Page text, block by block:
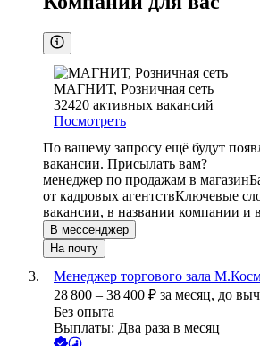
МАГНИТ, Розничная сеть
32420 активных вакансий
Посмотреть
По вашему запросу ещё будут
вакансии. Присылать вам?
менеджер по продажам в магазин
от кадровых агентствКлючевые
вакансии, в названии компании и
В мессенджер
На почту
Менеджер торгового зала
28 800 – 38 400 ₽ за месяц, до
Без опыта
Выплаты: Два раза в месяц